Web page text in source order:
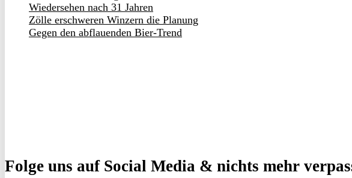
Wiedersehen nach 31 Jahren
Zölle erschweren Winzern die Planung
Gegen den abflauenden Bier-Trend
Folge uns auf Social Media & nichts mehr